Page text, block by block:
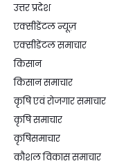
उत्तर प्रदेश
एक्सीडेंटल न्यूज़
एक्सीडेंटल समाचार
किसान
किसान समाचार
कृषि एवं रोजगार समाचार
कृषि समाचार
कृषिसमाचार
कौशल विकास समाचार